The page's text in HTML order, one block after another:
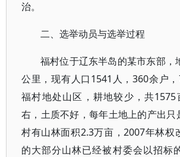
治。
二、选举动员与选举过程
福村位于辽东半岛的某市东部，
公里，现有人口1541人，360余户，
福村地处山区，耕地较少，共1575
右，土质不好，每年土地上的产出只
村有山林面积2.3万亩，2007年林权
的大部分山林已经被村委会以招标